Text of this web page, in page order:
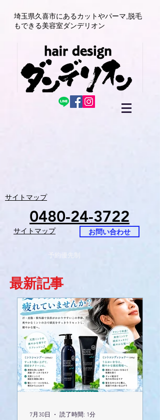
埼玉県久喜市にあるカットやパーマ, 脱毛
もできる美容室ダンデリオン
サイトマップ
0480-24-3722
サイトマップ お問い合わせ
予約優先制
最新記事
7月30日 読了時間: 1分